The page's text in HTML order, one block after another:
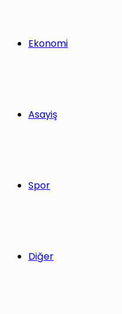
Ekonomi
Asayiş
Spor
Diğer